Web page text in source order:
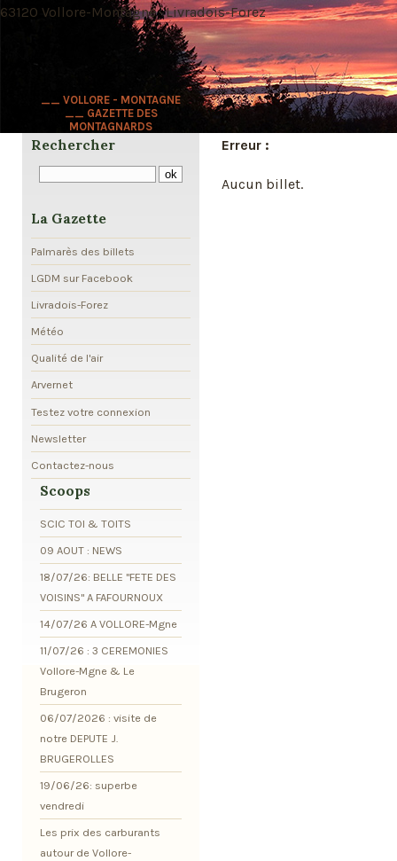
__ VOLLORE - MONTAGNE
__ GAZETTE DES
MONTAGNARDS
63120 Vollore-Montagne · Livradois-Forez
Erreur :
Aucun billet.
Rechercher
La Gazette
Palmarès des billets
LGDM sur Facebook
Livradois-Forez
Météo
Qualité de l'air
Arvernet
Testez votre connexion
Newsletter
Contactez-nous
Scoops
SCIC TOI & TOITS
09 AOUT : NEWS
18/07/26: BELLE "FETE DES
VOISINS" A FAFOURNOUX
14/07/26 A VOLLORE-Mgne
11/07/26 : 3 CEREMONIES
Vollore-Mgne & Le
Brugeron
06/07/2026 : visite de
notre DEPUTE J.
BRUGEROLLES
19/06/26: superbe
vendredi
Les prix des carburants
autour de Vollore-